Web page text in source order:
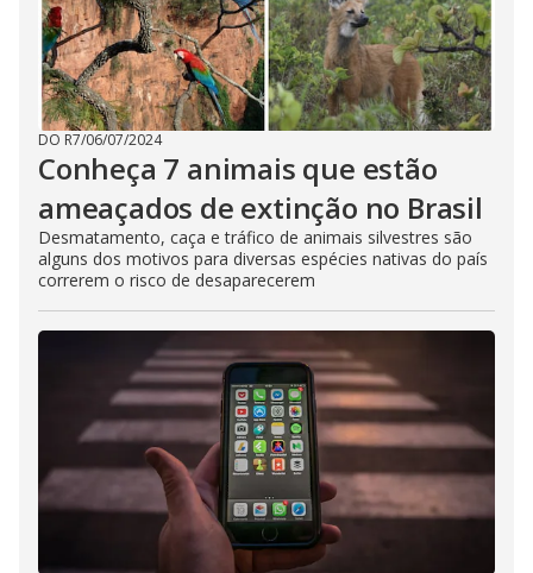
DO R7/06/07/2024
Conheça 7 animais que estão
ameaçados de extinção no Brasil
Desmatamento, caça e tráfico de animais silvestres são
alguns dos motivos para diversas espécies nativas do país
correrem o risco de desaparecerem